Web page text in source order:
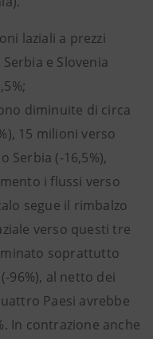
laziali a prezzi
e Slovenia
diminuite di circa
15 milioni verso
Serbia (-16,5%),
i flussi verso
segue il rimbalzo
verso questi tre
soprattutto
al netto dei
Paesi avrebbe
In contrazione anche